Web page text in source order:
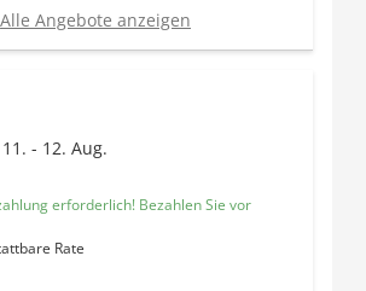
Alle Angebote anzeigen
- 12. Aug.
erforderlich! Bezahlen Sie vor
Rate